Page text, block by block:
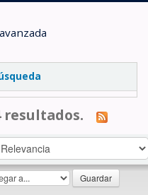
resultados.